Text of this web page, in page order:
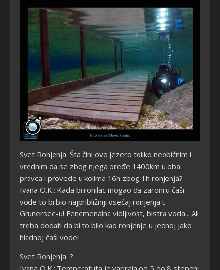
Svet Ronjenja: Šta čini ovo jezero toliko neobičnim i
vrednim da se zbog njega pređe 1400km u oba
pravca i provede u kolima 16h zbog 1h ronjenja?
Ivana O.K.: Kada bi ronilac mogao da zaroni u čaši
vode to bi bio najpribližniji osećaj ronjenja u
Grunersee-u! Fenomenalna vidljivost, bistra voda... Ali
treba dodati da bi to bilo kao ronjenje u jednoj jako
hladnoj čaši vode!
Svet Ronjenja: ?